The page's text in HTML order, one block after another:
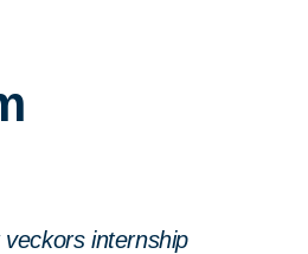
internship